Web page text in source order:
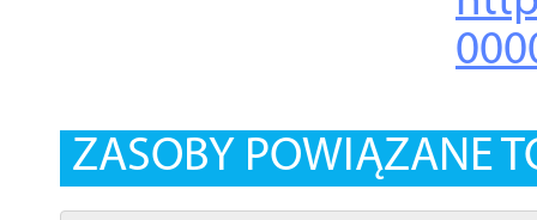
ZASOBY POWIĄZANE